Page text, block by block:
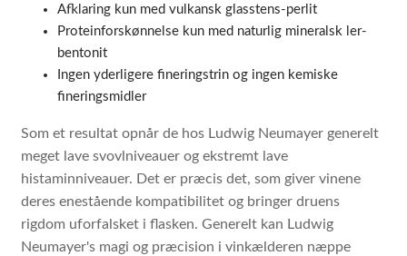
Afklaring kun med vulkansk glasstens-perlit
Proteinforskønnelse kun med naturlig mineralsk ler-
bentonit
Ingen yderligere fineringstrin og ingen kemiske
fineringsmidler
Som et resultat opnår de hos Ludwig Neumayer generelt
meget lave svovlniveauer og ekstremt lave
histaminniveauer. Det er præcis det, som giver vinene
deres enestående kompatibilitet og bringer druens
rigdom uforfalsket i flasken. Generelt kan Ludwig
Neumayer's magi og præcision i vinkælderen næppe